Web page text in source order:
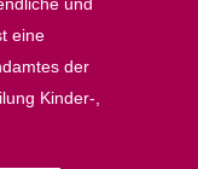
eine
der
Kinder-,